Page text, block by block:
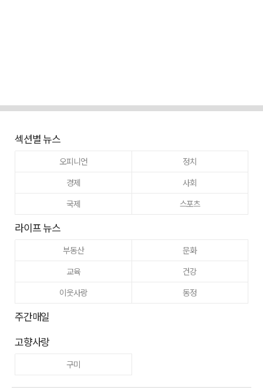
섹션별 뉴스
오피니언
정치
경제
사회
국제
스포츠
라이프 뉴스
부동산
문화
교육
건강
이웃사랑
동정
주간매일
고향사랑
구미